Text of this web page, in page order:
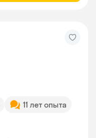
11 лет опыта